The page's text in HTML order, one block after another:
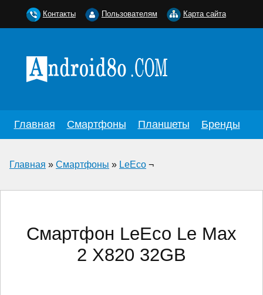
Главная Смартфоны Планшеты Бренды
Главная » Смартфоны » LeEco ¬
Смартфон LeEco Le Max
2 X820 32GB
Контакты Пользователям Карта сайта